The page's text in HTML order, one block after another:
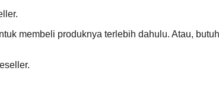
membeli produknya terlebih dahulu. Atau,